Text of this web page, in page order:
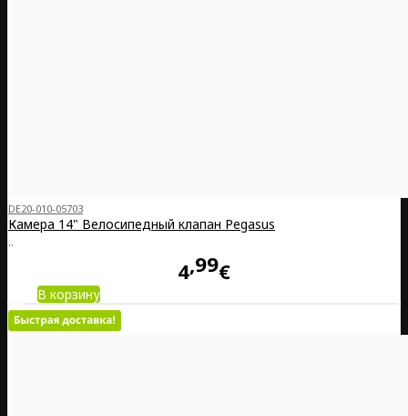
DE20-010-05703
Камера 14" Велосипедный клапан Pegasus
..
4 99€
В корзину